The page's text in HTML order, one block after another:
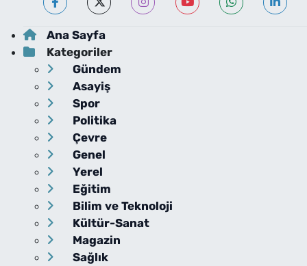
Ana Sayfa
Kategoriler
Gündem
Asayiş
Spor
Politika
Çevre
Genel
Yerel
Eğitim
Bilim ve Teknoloji
Kültür-Sanat
Magazin
Sağlık